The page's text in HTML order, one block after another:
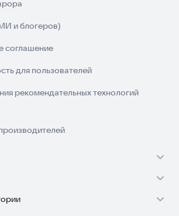
и блогеров)
соглашение
для пользователей
рекомендательных технологий
TV
телефон